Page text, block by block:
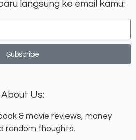
langsung ke email kamu:
Subscribe
About Us:
& movie reviews, money
random thoughts.